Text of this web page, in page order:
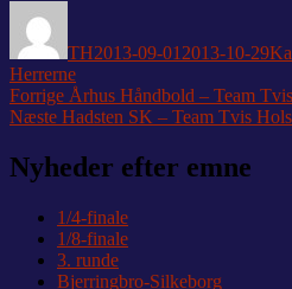
TH2013-09-01 2013-10-29
Herrerne
Indlægsnavigation
Forrige Forrige
indlæg:
Århus Håndbold – Team
Næste Næste
Hadsten SK – Team Tvis
Nyheder efter emne
1/4-finale
1/8-finale
3. runde
Bjerringbro-Silkeborg